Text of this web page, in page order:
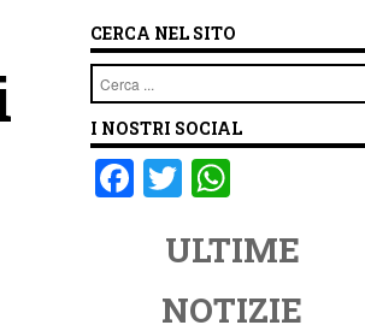
CERCA NEL SITO
Cerca
I NOSTRI SOCIAL
F T
tt
er
at
s
ULTIME
NOTIZIE